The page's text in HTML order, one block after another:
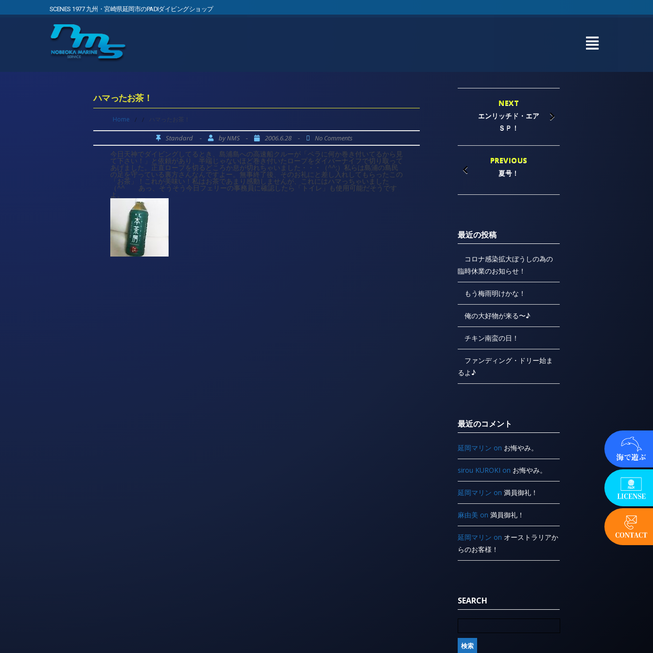
SCENES 1977 九州・宮崎県延岡市のPADIダイビングショップ
ハマったお茶！
Home / / ハマったお茶！
Standard - byNMS - 2006.6.28 - No Comments
今日天神でダイビングしてるとき、島浦島への高速船クルーが「ペラに何か巻き付いてるから見
て下さい！」と依頼があり、半端じゃないほど巻き付いたロープをダイバーナイフで切り取って
あげました。正直ロープを切るどころか息が切れちゃいました・・・（^^;）私らは島浦の島民
の足を守っている裏方さんなんですよー。無事終了後、そのお礼にと差し入れしてもらったこの
「お茶」！これが美味い！私はお茶であまり感動しませんが、これにはハマっちゃいました
（^^ゞ あっ、そうそう今日フェリーの事務員に確認したら「トイレ」も使用可能だそうです
よ。
NEXT
エンリッチド・エア
ＳＰ！
PREVIOUS
夏号！
最近の投稿
コロナ感染拡大ぼうしの為の
臨時休業のお知らせ！
もう梅雨明けかな！
俺の大好物が来る〜♪
チキン南蛮の日！
ファンディング・ドリー始ま
るよ♪
最近のコメント
延岡マリン on お悔やみ。
sirou KUROKI on お悔やみ。
延岡マリン on満員御礼！
麻由美 on満員御礼！
延岡マリン on オーストラリアか
らのお客様！
SEARCH